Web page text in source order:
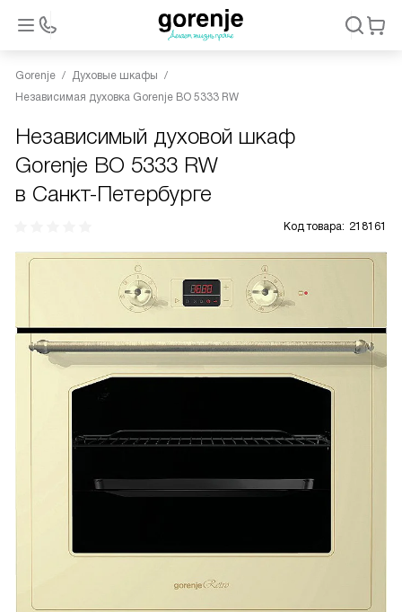
Gorenje
Духовые шкафы
Независимая духовка Gorenje BO 5333 RW
Независимый духовой шкаф
Gorenje BO 5333 RW
в Санкт-Петербурге
Код товара: 218161